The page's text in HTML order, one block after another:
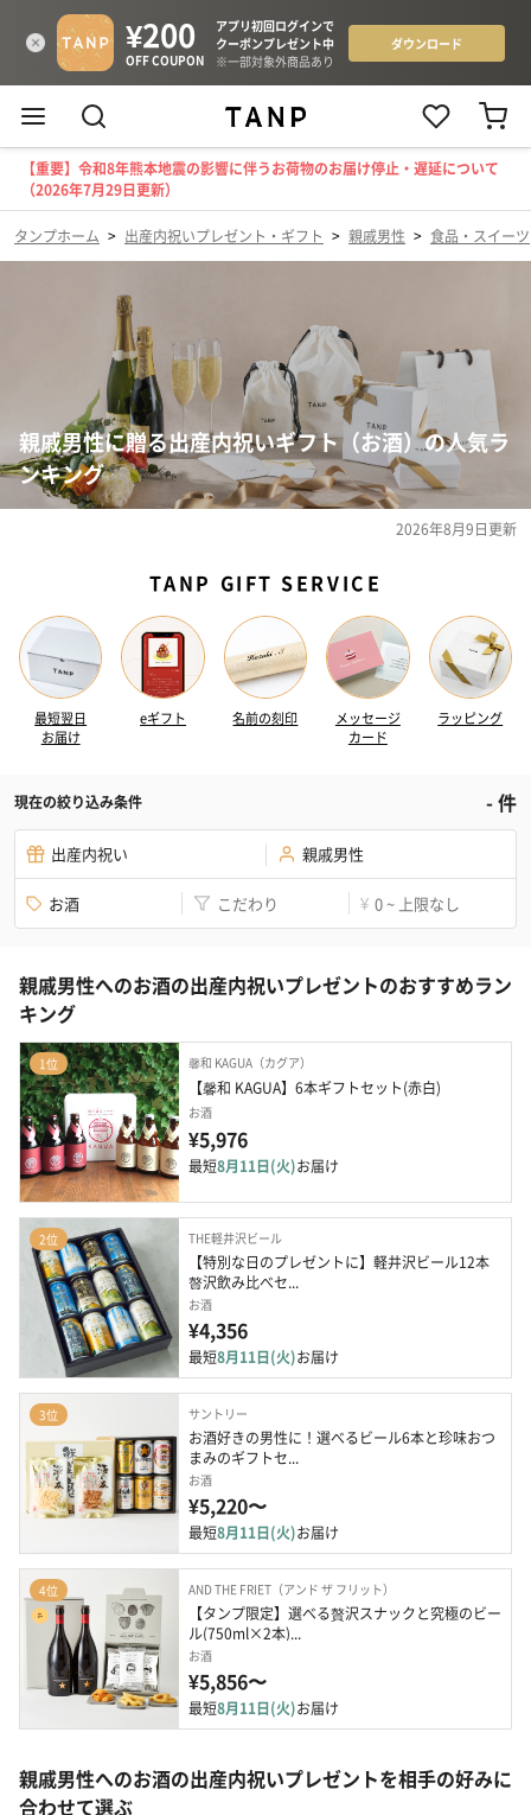
【重要】令和8年熊本地震の影響に伴うお荷物のお届け停止・遅延について
（2026年7月29日更新）
タンプホーム > 出産内祝いプレゼント・ギフト > 親戚男性 > 食品・スイーツ
親戚男性に贈る出産内祝いギフト（お酒）の人気ラ
ンキング
2026年8月9日更新
TANP GIFT SERVICE
最短翌日
お届け
eギフト 名前の刻印
メッセージ
カード
ラッピング
現在の絞り込み条件 -件
出産内祝い 親戚男性
お酒 こだわり ¥ 0 ~ 上限なし
親戚男性へのお酒の出産内祝いプレゼントのおすすめラン
キング
1位 馨和 KAGUA（カグア）
【馨和 KAGUA】6本ギフトセット(赤白)
お酒
¥5,976
最短8月11日(火)お届け
2位 THE軽井沢ビール
【特別な日のプレゼントに】軽井沢ビール12本
贅沢飲み比べセ...
お酒
¥4,356
最短8月11日(火)お届け
3位 サントリー
お酒好きの男性に！選べるビール6本と珍味おつ
まみのギフトセ...
お酒
¥5,220〜
最短8月11日(火)お届け
4位 AND THE FRIET（アンド ザ フリット）
【タンプ限定】選べる贅沢スナックと究極のビー
ル(750ml×2本)...
お酒
¥5,856〜
最短8月11日(火)お届け
親戚男性へのお酒の出産内祝いプレゼントを相手の好みに
合わせて選ぶ